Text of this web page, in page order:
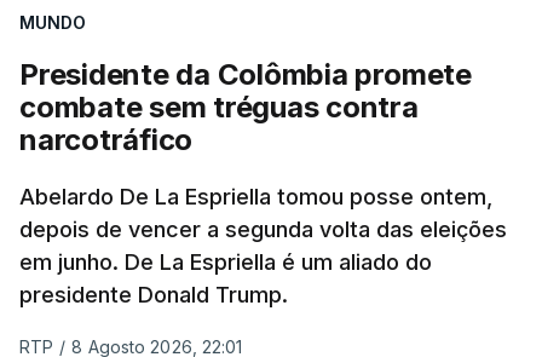
aplicação do plano de desarmamento do Hamas.
Além disso, o correspondente do canal de
televisão israelita i24News, que também teve
acesso às deliberações do Gabinete, recordou na
autorização formal de Israel para a entrada em
Gaza da Força Internacional de Estabilização, um
contingente multinacional proposto no âmbito do
Conselho da Paz promovido por Trump.
MUNDO
Presidente da Colômbia promete
combate sem tréguas contra
narcotráfico
Abelardo De La Espriella tomou posse ontem,
depois de vencer a segunda volta das eleições
em junho. De La Espriella é um aliado do
presidente Donald Trump.
RTP / 8 Agosto 2026, 22:01